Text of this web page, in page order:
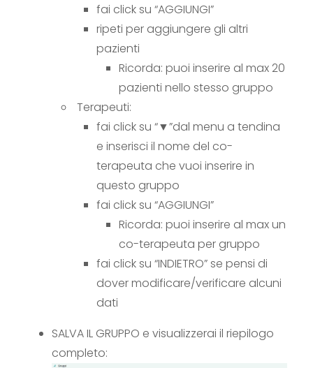
fai click su “AGGIUNGI”
ripeti per aggiungere gli altri
pazienti
Ricorda: puoi inserire al max 20
pazienti nello stesso gruppo
Terapeuti:
fai click su “▼”dal menu a tendina
e inserisci il nome del co-
terapeuta che vuoi inserire in
questo gruppo
fai click su “AGGIUNGI”
Ricorda: puoi inserire al max un
co-terapeuta per gruppo
fai click su “INDIETRO” se pensi di
dover modificare/verificare alcuni
dati
SALVA IL GRUPPO e visualizzerai il riepilogo
completo: